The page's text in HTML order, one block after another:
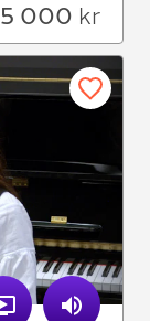
5 000 kr